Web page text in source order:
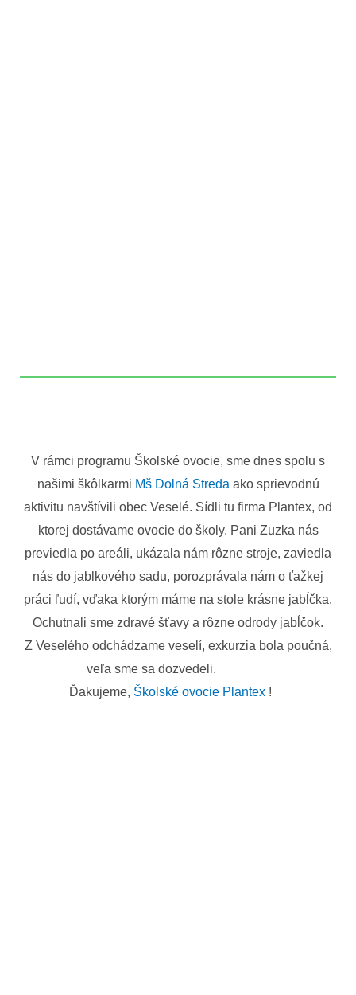
V rámci programu Školské ovocie, sme dnes spolu s
našimi škôlkarmi Mš Dolná Streda ako sprievodnú
aktivitu navštívili obec Veselé. Sídli tu firma Plantex, od
ktorej dostávame ovocie do školy. Pani Zuzka nás
previedla po areáli, ukázala nám rôzne stroje, zaviedla
nás do jablkového sadu, porozprávala nám o ťažkej
práci ľudí, vďaka ktorým máme na stole krásne jabĺčka.
Ochutnali sme zdravé šťavy a rôzne odrody jabĺčok.
Z Veselého odchádzame veselí, exkurzia bola poučná,
veľa sme sa dozvedeli.
Ďakujeme, Školské ovocie Plantex!